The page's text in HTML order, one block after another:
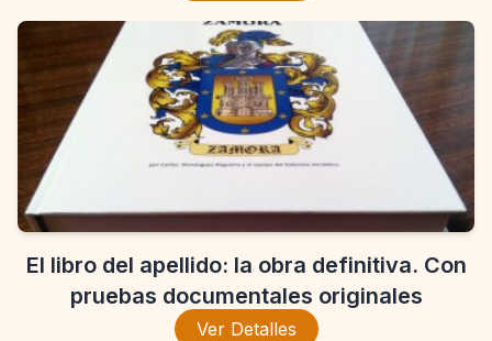
El libro del apellido: la obra definitiva. Con
pruebas documentales originales
Ver Detalles